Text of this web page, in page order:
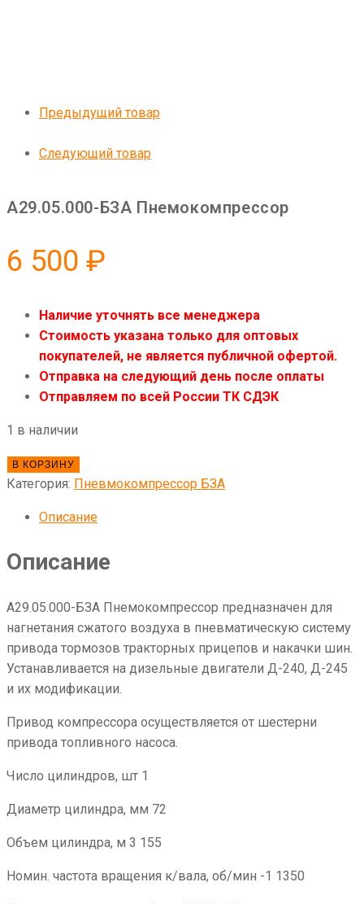
Предыдущий товар
Следующий товар
А29.05.000-БЗА Пнемокомпрессор
6 500 ₽
Наличие уточнять все менеджера
Стоимость указана только для оптовых
покупателей, не является публичной офертой.
Отправка на следующий день после оплаты
Отправляем по всей России ТК СДЭК
1 в наличии
Количество
товара
БЗА
В КОРЗИНУ
Категория: Пневмокомпрессор БЗА
Описание
Описание
А29.05.000-БЗА Пнемокомпрессор предназначен для
нагнетания сжатого воздуха в пневматическую систему
привода тормозов тракторных прицепов и накачки шин.
Устанавливается на дизельные двигатели Д-240, Д-245
и их модификации.
Привод компрессора осуществляется от шестерни
привода топливного насоса.
Число цилиндров, шт 1
Диаметр цилиндра, мм 72
Объем цилиндра, м 3 155
Номин. частота вращения к/вала, об/мин -1 1350